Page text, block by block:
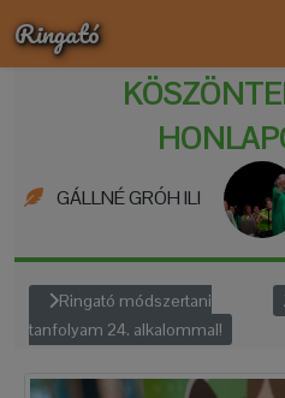
Ringató
GÁLLNÉ GRÓH ILI
Ringató módszertani
tanfolyam 24. alkalommal!